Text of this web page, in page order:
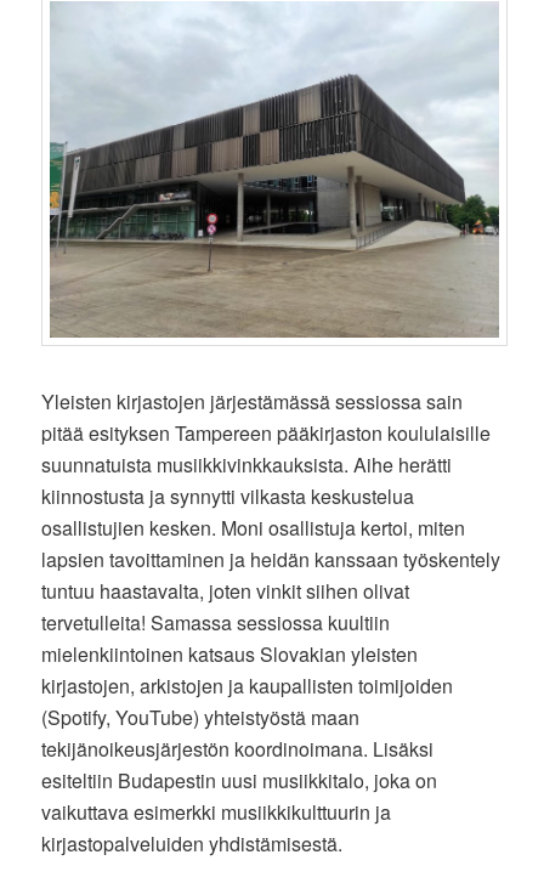
Yleisten kirjastojen järjestämässä sessiossa sain
pitää esityksen Tampereen pääkirjaston koululaisille
suunnatuista musiikkivinkkauksista. Aihe herätti
kiinnostusta ja synnytti vilkasta keskustelua
osallistujien kesken. Moni osallistuja kertoi, miten
lapsien tavoittaminen ja heidän kanssaan työskentely
tuntuu haastavalta, joten vinkit siihen olivat
tervetulleita! Samassa sessiossa kuultiin
mielenkiintoinen katsaus Slovakian yleisten
kirjastojen, arkistojen ja kaupallisten toimijoiden
(Spotify, YouTube) yhteistyöstä maan
tekijänoikeusjärjestön koordinoimana. Lisäksi
esiteltiin Budapestin uusi musiikkitalo, joka on
vaikuttava esimerkki musiikkikulttuurin ja
kirjastopalveluiden yhdistämisestä.